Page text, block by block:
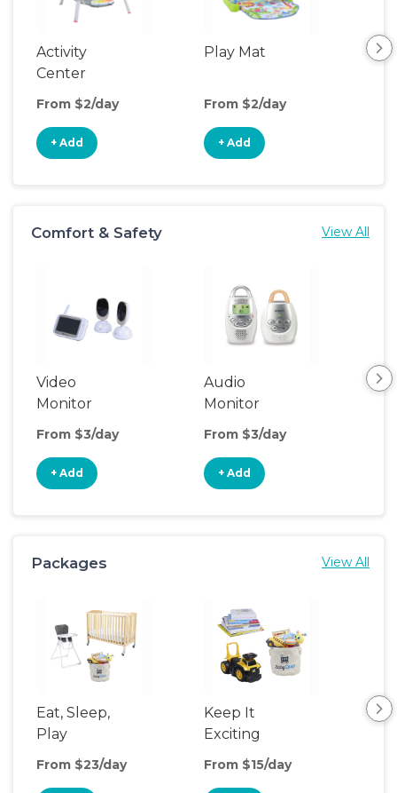
Activity
Center
From $2/day
+ Add
Play Mat
From $2/day
+ Add
Comfort & Safety View All
Video
Monitor
From $3/day
+ Add
Audio
Monitor
From $3/day
+ Add
Packages View All
Eat, Sleep,
Play
From $23/day
Keep It
Exciting
From $15/day